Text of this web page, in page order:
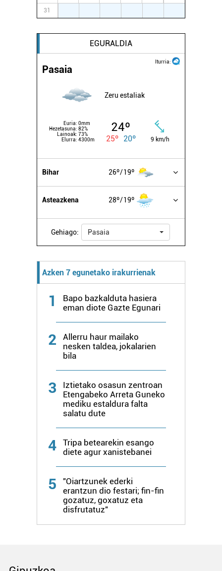
31
EGURALDIA
Iturria:
Pasaia
Zeru estaliak
Euria: 0mm
Hezetasuna: 82%
Lainoak: 73%
Elurra: 4300m
24º
25º 20º 9 km/h
Bihar 26º 19º
Asteazkena 28º 19º
Gehiago: Pasaia
Azken 7 egunetako irakurrienak
1
Bapo bazkalduta hasiera
eman diote Gazte Egunari
2
Allerru haur mailako
nesken taldea, jokalarien
bila
3
Iztietako osasun zentroan
Etengabeko Arreta Guneko
mediku estaldura falta
salatu dute
4
Tripa betearekin esango
diete agur xanistebanei
5
"Oiartzunek ederki
erantzun dio festari; fin-fin
gozatuz, goxatuz eta
disfrutatuz"